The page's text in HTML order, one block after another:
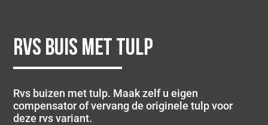
Rvs buis met tulp
Rvs buizen met tulp. Maak zelf u eigen
compensator of vervang de originele tulp voor
deze rvs variant.